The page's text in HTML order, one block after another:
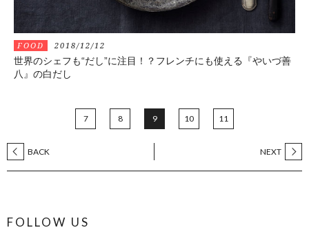
FOOD 2018/12/12
世界のシェフも“だし”に注目！？フレンチにも使える『やいづ善
八』の白だし
BACK
7 8 9 10 11
NEXT
FOLLOW US